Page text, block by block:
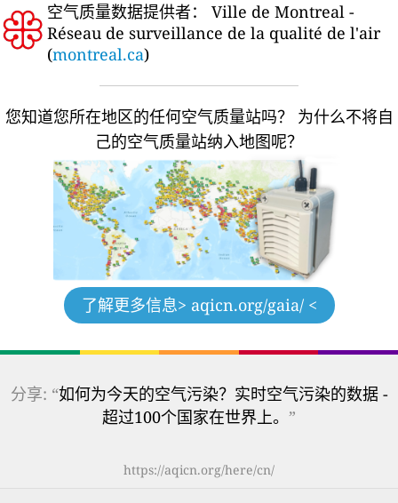
空气质量数据提供者：
Ville de Montreal -
Réseau de surveillance de la qualité de l'air
(montreal.ca)
您知道您所在地区的任何空气质量站吗？
为什么不将自
己的空气质量站纳入地图呢？
了解更多信息> aqicn.org/gaia/ <
分享: “如何为今天的空气污染？实时空气污染的数据 -
超过100个国家在世界上。 ”
https://aqicn.org/here/cn/